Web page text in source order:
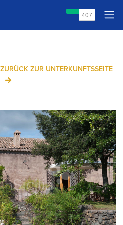
ZURÜCK ZUR UNTERKUNFTSSEITE